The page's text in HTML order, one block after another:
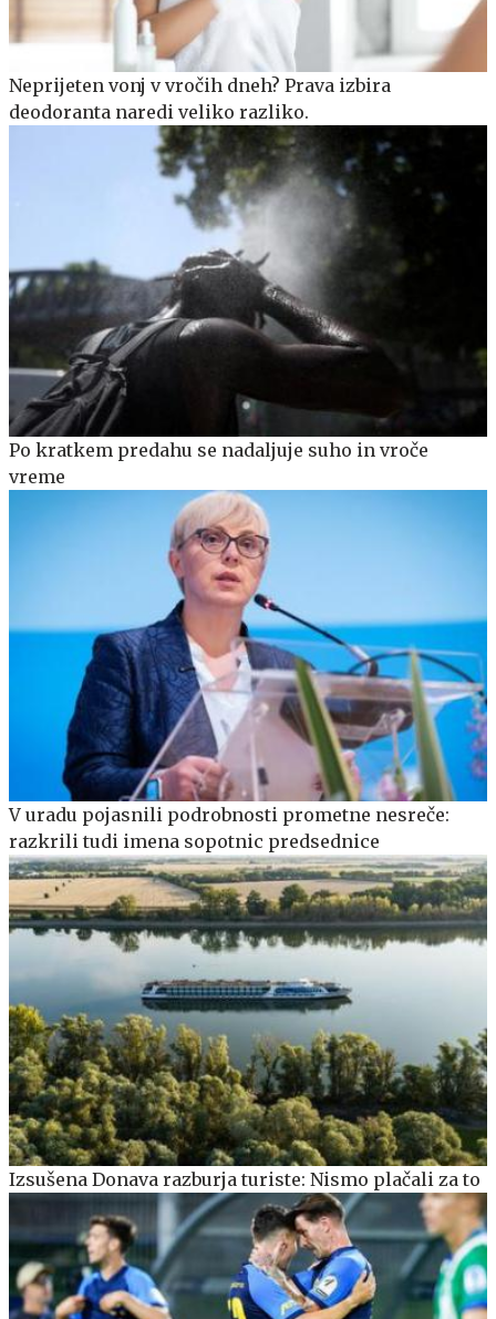
Neprijeten vonj v vročih dneh? Prava izbira
deodoranta naredi veliko razliko.
Po kratkem predahu se nadaljuje suho in vroče
vreme
V uradu pojasnili podrobnosti prometne nesreče:
razkrili tudi imena sopotnic predsednice
Izsušena Donava razburja turiste: Nismo plačali za to